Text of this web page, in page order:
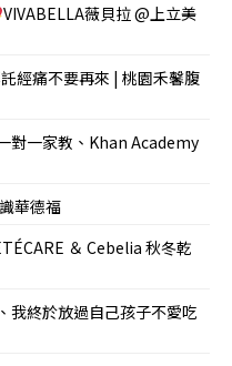
VIVABELLA薇貝拉 @上立美
經痛不要再來 | 桃園禾馨腹
對一家教、Khan Academy
華德福
＆ Cebelia 秋冬乾
我終於放過自己孩子不愛吃